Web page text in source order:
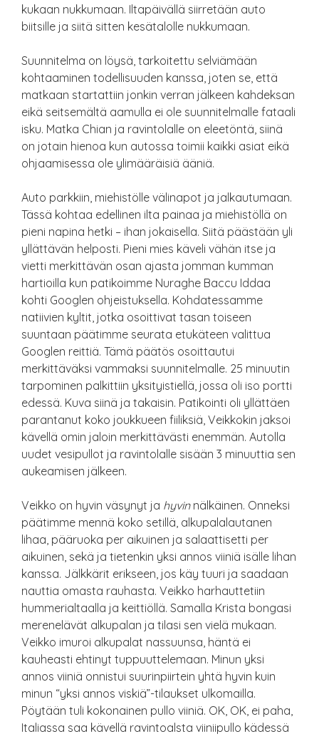
kukaan nukkumaan. Iltapäivällä siirretään auto
biitsille ja siitä sitten kesätalolle nukkumaan.
Suunnitelma on löysä, tarkoitettu selviämään
kohtaaminen todellisuuden kanssa, joten se, että
matkaan startattiin jonkin verran jälkeen kahdeksan
eikä seitsemältä aamulla ei ole suunnitelmalle fataali
isku. Matka Chian ja ravintolalle on eleetöntä, siinä
on jotain hienoa kun autossa toimii kaikki asiat eikä
ohjaamisessa ole ylimääräisiä ääniä.
Auto parkkiin, miehistölle välinapot ja jalkautumaan.
Tässä kohtaa edellinen ilta painaa ja miehistöllä on
pieni napina hetki – ihan jokaisella. Siitä päästään yli
yllättävän helposti. Pieni mies käveli vähän itse ja
vietti merkittävän osan ajasta jomman kumman
hartioilla kun patikoimme Nuraghe Baccu Iddaa
kohti Googlen ohjeistuksella. Kohdatessamme
natiivien kyltit, jotka osoittivat tasan toiseen
suuntaan päätimme seurata etukäteen valittua
Googlen reittiä. Tämä päätös osoittautui
merkittäväksi vammaksi suunnitelmalle. 25 minuutin
tarpominen palkittiin yksityistiellä, jossa oli iso portti
edessä. Kuva siinä ja takaisin. Patikointi oli yllättäen
parantanut koko joukkueen fiiliksiä, Veikkokin jaksoi
kävellä omin jaloin merkittävästi enemmän. Autolla
uudet vesipullot ja ravintolalle sisään 3 minuuttia sen
aukeamisen jälkeen.
Veikko on hyvin väsynyt ja hyvinnälkäinen. Onneksi
päätimme mennä koko setillä, alkupalalautanen
lihaa, pääruoka per aikuinen ja salaattisetti per
aikuinen, sekä ja tietenkin yksi annos viiniä isälle lihan
kanssa. Jälkkärit erikseen, jos käy tuuri ja saadaan
nauttia omasta rauhasta. Veikko harhauttetiin
hummerialtaalla ja keittiöllä. Samalla Krista bongasi
merenelävät alkupalan ja tilasi sen vielä mukaan.
Veikko imuroi alkupalat nassuunsa, häntä ei
kauheasti ehtinyt tuppuuttelemaan. Minun yksi
annos viiniä onnistui suurinpiirtein yhtä hyvin kuin
minun “yksi annos viskiä”-tilaukset ulkomailla.
Pöytään tuli kokonainen pullo viiniä. OK, OK, ei paha,
Italiassa saa kävellä ravintoalsta viiniipullo kädessä